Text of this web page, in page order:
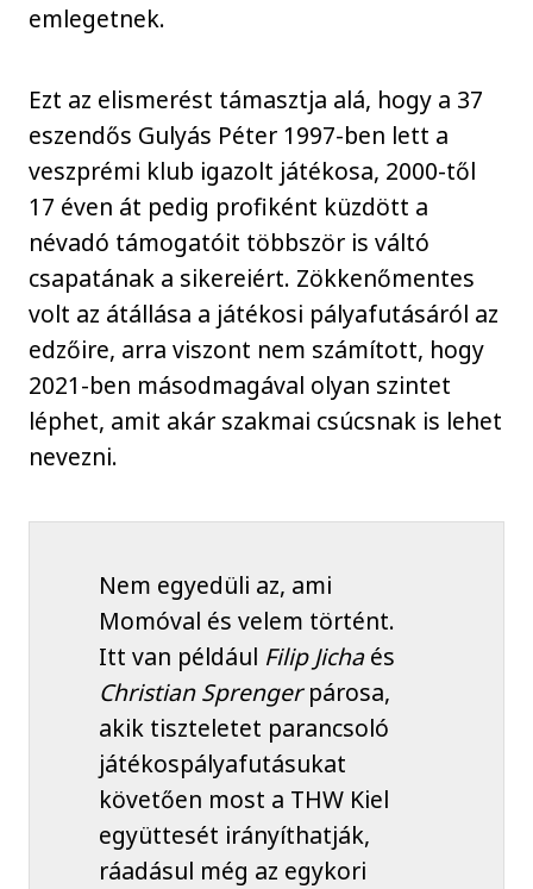
emlegetnek.
Ezt az elismerést támasztja alá, hogy a 37
eszendős Gulyás Péter 1997-ben lett a
veszprémi klub igazolt játékosa, 2000-től
17 éven át pedig profiként küzdött a
névadó támogatóit többször is váltó
csapatának a sikereiért. Zökkenőmentes
volt az átállása a játékosi pályafutásáról az
edzőire, arra viszont nem számított, hogy
2021-ben másodmagával olyan szintet
léphet, amit akár szakmai csúcsnak is lehet
nevezni.
Nem egyedüli az, ami
Momóval és velem történt.
Itt van például Filip Jichaés
Christian Sprengerpárosa,
akik tiszteletet parancsoló
játékospályafutásukat
követően most a THW Kiel
együttesét irányíthatják,
ráadásul még az egykori